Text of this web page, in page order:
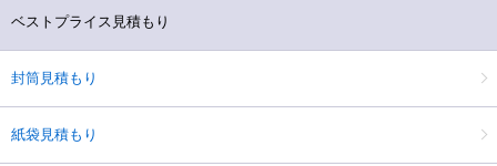
ベストプライス見積もり
封筒見積もり
紙袋見積もり